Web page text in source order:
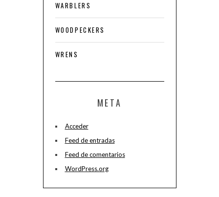
WARBLERS
WOODPECKERS
WRENS
META
Acceder
Feed de entradas
Feed de comentarios
WordPress.org